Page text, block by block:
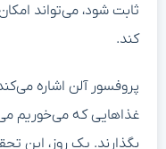
ثابت شود، می‌تواند
کند.
پروفسور آلن اشاره
غذاهایی که می‌خوریم
بگذارند. یک روز، این